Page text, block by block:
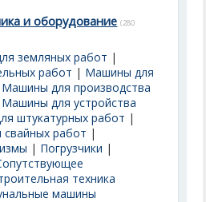
и оборудование (280
земляных работ |
работ | Машины для
Машины для производства
Машины для устройства
штукатурных работ |
работ |
| Погрузчики |
техника
машины